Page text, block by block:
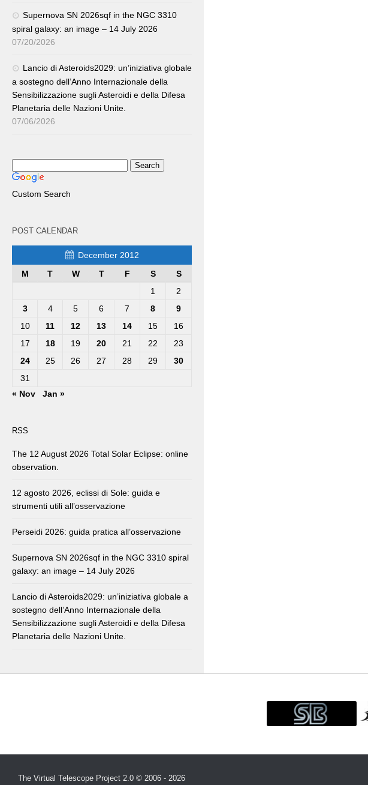
Supernova SN 2026sqf in the NGC 3310
spiral galaxy: an image – 14 July 2026
07/20/2026
Lancio di Asteroids2029: un’iniziativa globale
a sostegno dell’Anno Internazionale della
Sensibilizzazione sugli Asteroidi e della Difesa
Planetaria delle Nazioni Unite.
07/06/2026
Custom Search
POST CALENDAR
December 2012
M
T W T F S
S
1
2
3
4 5 6 7 8
9
10
11 12 13 14 15
16
17
18 19 20 21 22
23
24
25 26 27 28 29
30
31
« Nov
Jan »
RSS
The 12 August 2026 Total Solar Eclipse: online
observation.
12 agosto 2026, eclissi di Sole: guida e
strumenti utili all’osservazione
Perseidi 2026: guida pratica all’osservazione
Supernova SN 2026sqf in the NGC 3310 spiral
galaxy: an image – 14 July 2026
Lancio di Asteroids2029: un’iniziativa globale a
sostegno dell’Anno Internazionale della
Sensibilizzazione sugli Asteroidi e della Difesa
Planetaria delle Nazioni Unite.
The Virtual Telescope Project 2.0 © 2006 - 2026